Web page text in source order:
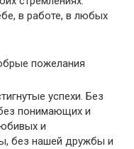
в работе, в любых
пожелания
успехи. Без
понимающих и
и
без нашей дружбы и